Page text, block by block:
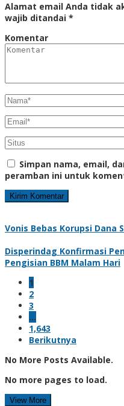
Alamat email Anda tidak
wajib ditandai *
Komentar
Simpan nama, email,
peramban ini untuk
Vonis Bebas Korupsi Dana
Disperindag Konfirmasi
Pengisian BBM Malam Hari
1
2
3
…
1,643
Berikutnya
No More Posts Available.
No more pages to load.
View More